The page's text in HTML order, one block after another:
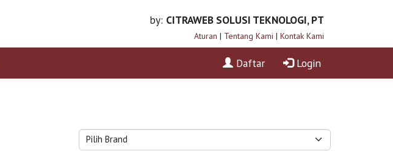
by: CITRAWEB SOLUSI TEKNOLOGI, PT
Aturan | Tentang Kami | Kontak Kami
Daftar Login